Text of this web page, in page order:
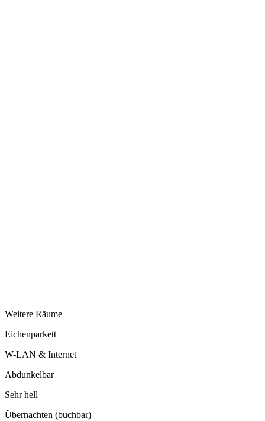
Weitere Räume
Eichenparkett
W-LAN & Internet
Abdunkelbar
Sehr hell
Übernachten (buchbar)